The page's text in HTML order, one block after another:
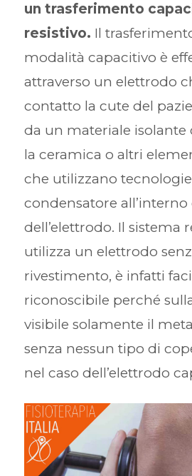
un trasferimento
resistivo. Il
modalità capacitivo è
attraverso un elettrodo
contatto la cute del
da un materiale isolante
la ceramica o altri
che utilizzano
condensatore
dell’elettrodo. Il sistema
utilizza un elettrodo
rivestimento, è infatti
riconoscibile perché
visibile solamente il
senza nessun tipo di
nel caso dell’elettrodo